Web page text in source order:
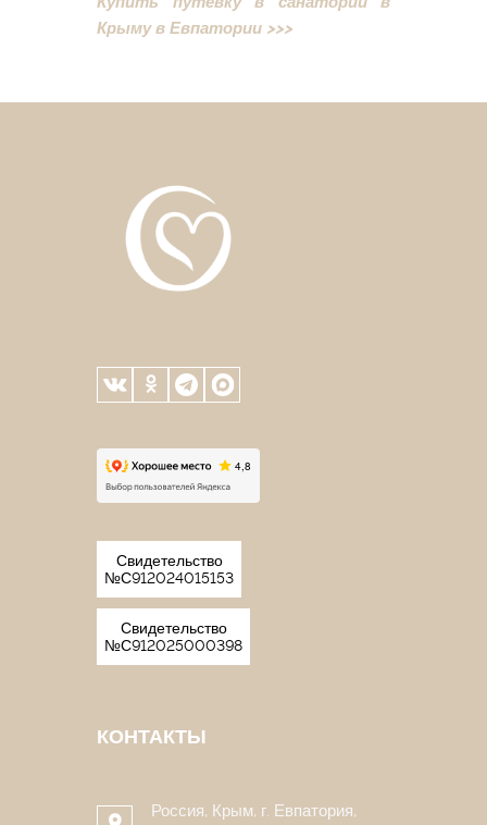
Крыму в Евпатории >>>
Свидетельство
№С912024015153
Свидетельство
№С912025000398
КОНТАКТЫ
Россия, Крым, г. Евпатория,